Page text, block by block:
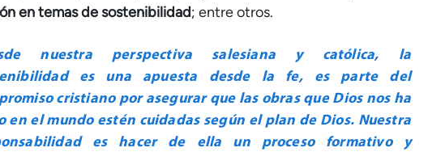
en temas de sostenibilidad; entre otros.
nuestra perspectiva salesiana y católica, la
es una apuesta desde la fe, es parte del
cristiano por asegurar que las obras que Dios nos ha
en el mundo estén cuidadas según el plan de Dios. Nuestra
es hacer de ella un proceso formativo y